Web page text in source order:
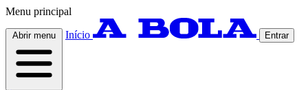
Menu principal
Abrir menu Início Entrar